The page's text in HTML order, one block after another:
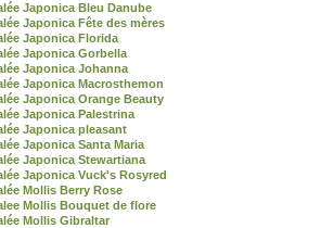
Japonica Bleu Danube
Japonica Fête des mères
Japonica Florida
Japonica Gorbella
Japonica Johanna
Japonica Macrosthemon
Japonica Orange Beauty
Japonica Palestrina
Japonica pleasant
Japonica Santa Maria
Japonica Stewartiana
Japonica Vuck's Rosyred
Mollis Berry Rose
Mollis Bouquet de flore
Mollis Gibraltar